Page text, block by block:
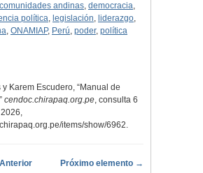
comunidades andinas, democracia,
política, legislación, liderazgo,
, ONAMIAP, Perú, poder, política
Karem Escudero, “Manual de
cendoc.chirapaq.org.pe, consulta 6
items/show/6962.
Próximo elemento →